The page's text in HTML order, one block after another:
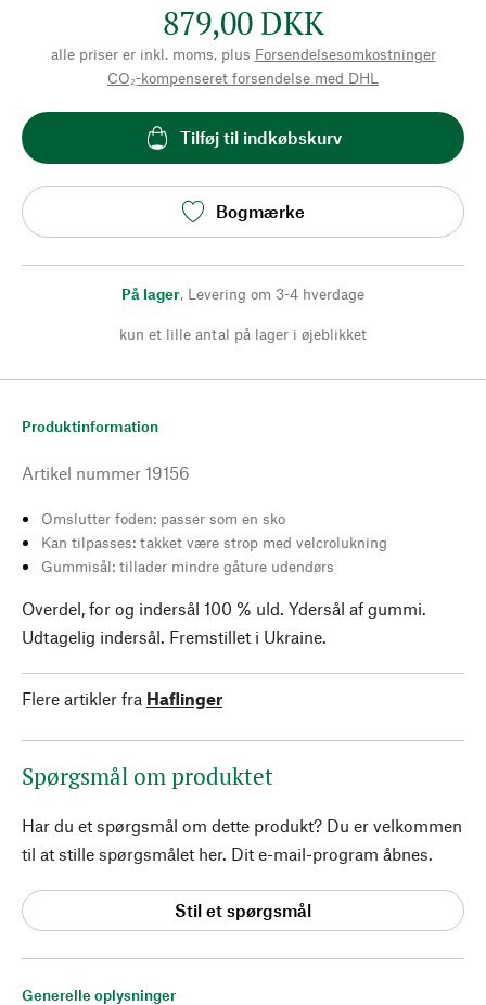
879,00 DKK
alle priser er inkl. moms, plus Forsendelsesomkostninger
CO₂-kompenseret forsendelse med DHL
Tilføj til indkøbskurv
Bogmærke
På lager, Levering om 3-4 hverdage
kun et lille antal på lager i øjeblikket
Generelle oplysninger
Produktinformation
Artikel nummer 19156
Omslutter foden: passer som en sko
Kan tilpasses: takket være strop med velcrolukning
Gummisål: tillader mindre gåture udendørs
Overdel, for og indersål 100 % uld. Ydersål af gummi.
Udtagelig indersål. Fremstillet i Ukraine.
Flere artikler fra Haflinger
Spørgsmål om produktet
Har du et spørgsmål om dette produkt? Du er velkommen
til at stille spørgsmålet her. Dit e-mail-program åbnes.
Stil et spørgsmål